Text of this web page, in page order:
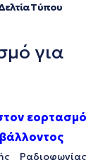
Τύπου
για
εορτασμό
Ραδιοφωνίας